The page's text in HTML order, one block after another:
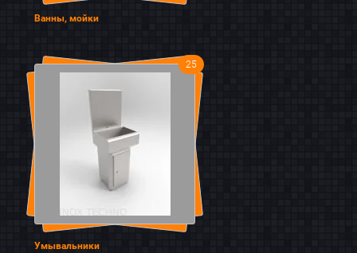
Ванны, мойки
25
Умывальники